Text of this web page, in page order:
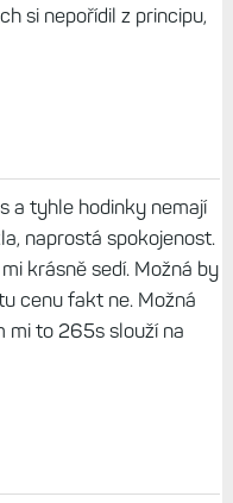
si nepořídil z principu,
a tyhle hodinky nemají
naprostá spokojenost.
krásně sedí. Možná by
cenu fakt ne. Možná
mi to 265s slouží na